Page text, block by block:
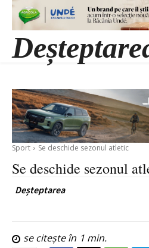
Sport Se deschide sezonul atletic
Se deschide sezonul
Deșteptarea
se citește în 1 min.